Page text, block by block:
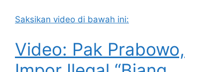
Saksikan video di bawah ini:
Video: Pak Prabowo,